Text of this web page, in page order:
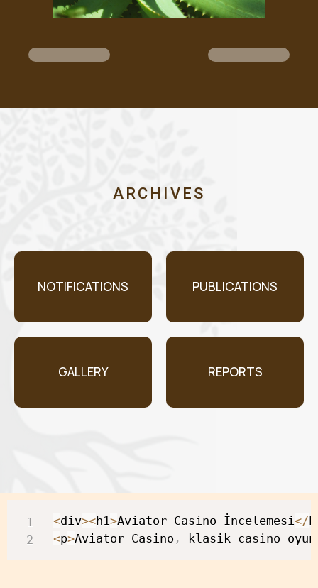
ARCHIVES
NOTIFICATIONS PUBLICATIONS
GALLERY REPORTS
<div><h1>Aviator Casino İncelemesi</
<p>Aviator Casino , klasik casino